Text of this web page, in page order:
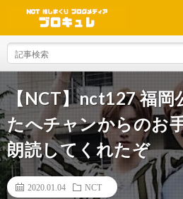
【NCT】nct127 福岡
たへチャンからのお
朗読してくれたぞ
2020.01.04 NCT